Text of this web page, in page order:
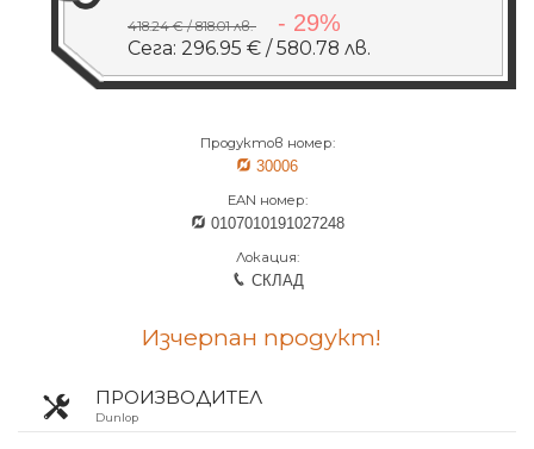
418.24 € / 818.01 лв. - 29%
Сега: 296.95 € / 580.78 лв.
Продуктов номер:
30006
EAN номер:
0107010191027248
Локация:
СКЛАД
Изчерпан продукт!
ПРОИЗВОДИТЕЛ
Dunlop